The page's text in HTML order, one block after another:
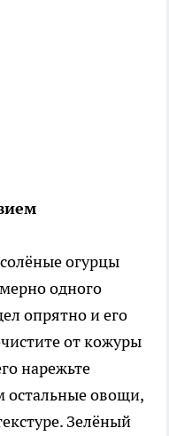
огурцы
одного
опрятно и его
от кожуры
нарежьте
остальные овощи,
Зелёный